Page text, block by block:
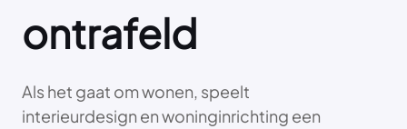
ontrafeld
Als het gaat om wonen, speelt
interieurdesign en woninginrichting een